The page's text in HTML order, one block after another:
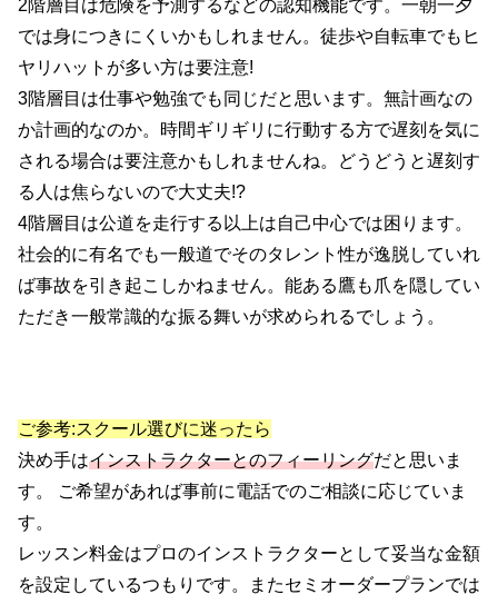
2階層目は危険を予測するなどの認知機能です。一朝一夕
では身につきにくいかもしれません。徒歩や自転車でもヒ
ヤリハットが多い方は要注意!
3階層目は仕事や勉強でも同じだと思います。無計画なの
か計画的なのか。時間ギリギリに行動する方で遅刻を気に
される場合は要注意かもしれませんね。どうどうと遅刻す
る人は焦らないので大丈夫!?
4階層目は公道を走行する以上は自己中心では困ります。
社会的に有名でも一般道でそのタレント性が逸脱していれ
ば事故を引き起こしかねません。能ある鷹も爪を隠してい
ただき一般常識的な振る舞いが求められるでしょう。
ご参考:スクール選びに迷ったら
決め手はインストラクターとのフィーリングだと思いま
す。 ご希望があれば事前に電話でのご相談に応じていま
す。
レッスン料金はプロのインストラクターとして妥当な金額
を設定しているつもりです。またセミオーダープランでは